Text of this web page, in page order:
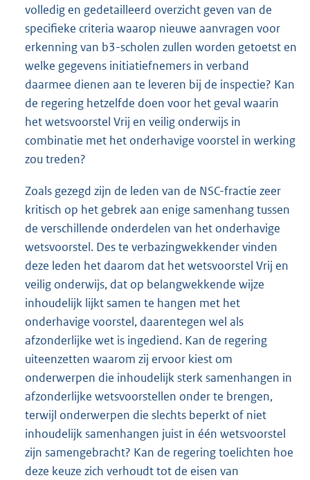
volledig en gedetailleerd overzicht geven van de
specifieke criteria waarop nieuwe aanvragen voor
erkenning van b3-scholen zullen worden getoetst en
welke gegevens initiatiefnemers in verband
daarmee dienen aan te leveren bij de inspectie? Kan
de regering hetzelfde doen voor het geval waarin
het wetsvoorstel Vrij en veilig onderwijs in
combinatie met het onderhavige voorstel in werking
zou treden?
Zoals gezegd zijn de leden van de NSC-fractie zeer
kritisch op het gebrek aan enige samenhang tussen
de verschillende onderdelen van het onderhavige
wetsvoorstel. Des te verbazingwekkender vinden
deze leden het daarom dat het wetsvoorstel Vrij en
veilig onderwijs, dat op belangwekkende wijze
inhoudelijk lijkt samen te hangen met het
onderhavige voorstel, daarentegen wel als
afzonderlijke wet is ingediend. Kan de regering
uiteenzetten waarom zij ervoor kiest om
onderwerpen die inhoudelijk sterk samenhangen in
afzonderlijke wetsvoorstellen onder te brengen,
terwijl onderwerpen die slechts beperkt of niet
inhoudelijk samenhangen juist in één wetsvoorstel
zijn samengebracht? Kan de regering toelichten hoe
deze keuze zich verhoudt tot de eisen van